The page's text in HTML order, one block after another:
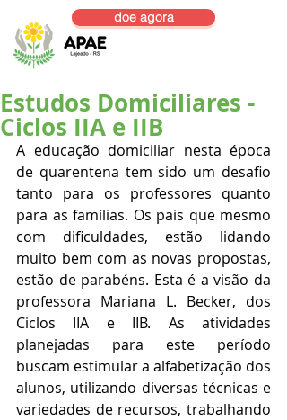
doe agora
Estudos Domiciliares -
Ciclos IIA e IIB
A educação domiciliar nesta época
de quarentena tem sido um desafio
tanto para os professores quanto
para as famílias. Os pais que mesmo
com dificuldades, estão lidando
muito bem com as novas propostas,
estão de parabéns. Esta é a visão da
professora Mariana L. Becker, dos
Ciclos IIA e IIB. As atividades
planejadas para este período
buscam estimular a alfabetização dos
alunos, utilizando diversas técnicas e
variedades de recursos, trabalhando